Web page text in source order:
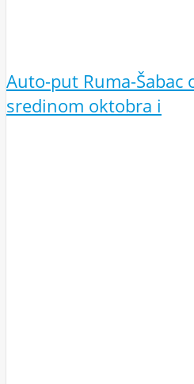
Auto-put Ruma-Šabac
sredinom oktobra i